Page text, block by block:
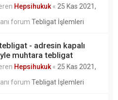
Hepsihukuk « 25 Kas 2021,
forum Tebligat İşlemleri
- adresin kapalı
muhtara tebligat
Hepsihukuk « 25 Kas 2021,
forum Tebligat İşlemleri